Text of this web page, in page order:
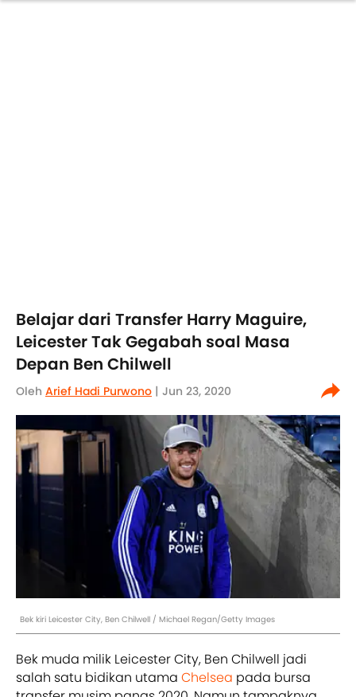
Belajar dari Transfer Harry Maguire,
Leicester Tak Gegabah soal Masa
Depan Ben Chilwell
Oleh Arief Hadi Purwono | Jun 23, 2020
Bek kiri Leicester City, Ben Chilwell / Michael Regan/Getty Images
Bek muda milik Leicester City, Ben Chilwell jadi
salah satu bidikan utama Chelsea pada bursa